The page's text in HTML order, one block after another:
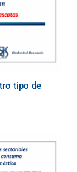
tipo de